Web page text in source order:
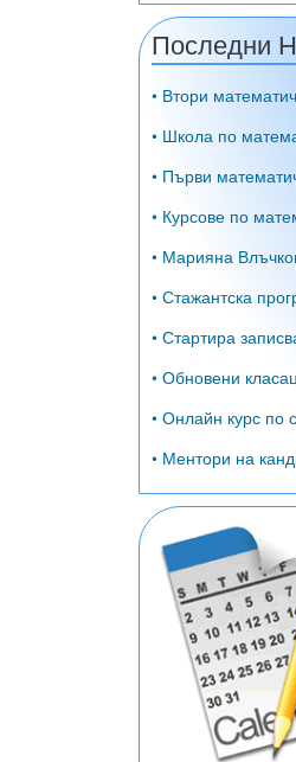
Последни
• Втори
• Школа по
• Първи
• Курсове по
• Марияна
• Стажантска
• Стартира
• Обновени
• Онлайн курс по
• Ментори на